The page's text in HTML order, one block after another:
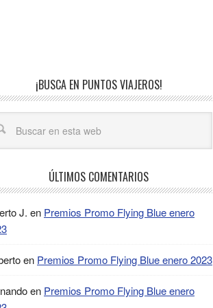
¡BUSCA EN PUNTOS VIAJEROS!
ÚLTIMOS COMENTARIOS
J. en Premios Promo Flying Blue enero
en Premios Promo Flying Blue enero 2023
en Premios Promo Flying Blue enero